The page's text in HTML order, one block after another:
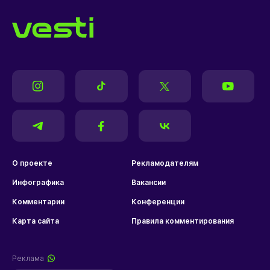
О проекте Рекламодателям
Инфографика Вакансии
Комментарии Конференции
Карта сайта Правила комментирования
Реклама